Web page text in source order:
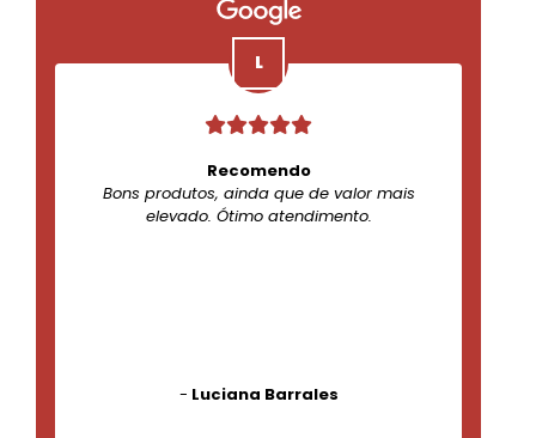
Recomendo
Bons produtos, ainda que de valor mais
elevado. Ótimo atendimento.
- Luciana Barrales